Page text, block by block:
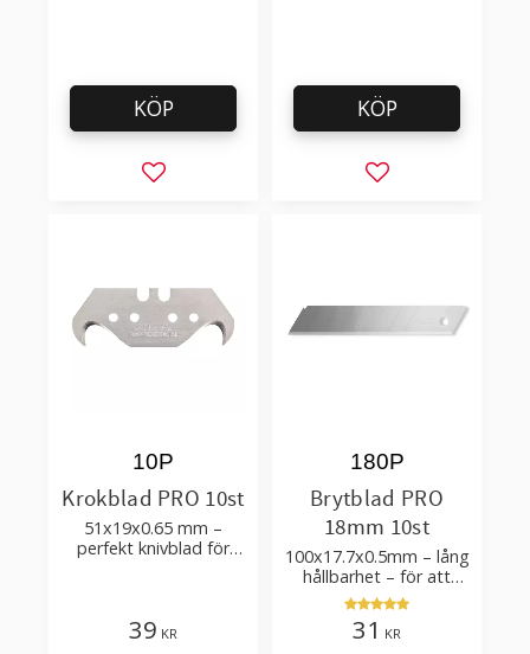
Lägg till i favoriter
KÖP
Lägg till i
KÖP
Krokblad PRO 10st
51x19x0.65 mm –
perfekt knivblad för
10P
39 KR
Brytblad PRO
18mm 10st
100x17.7x0.5mm – lång
hållbarhet – för att
skära kartong, tapet
och golvmaterial
180P
31 KR